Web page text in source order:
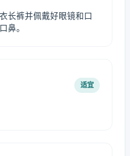
长裤并佩戴好眼镜和口
鼻。
适宜